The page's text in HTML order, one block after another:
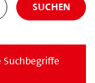
SUCHEN